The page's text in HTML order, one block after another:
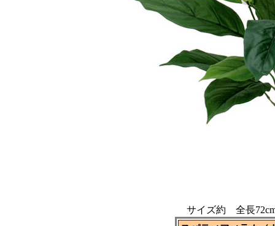
サイズ約 全長72cm